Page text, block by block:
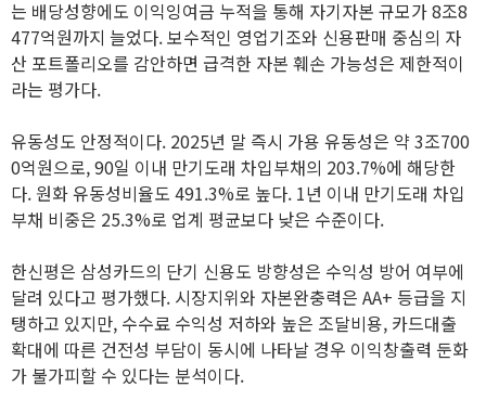
는 배당성향에도 이익잉여금 누적을 통해 자기자본 규모가 8조8
477억원까지 늘었다. 보수적인 영업기조와 신용판매 중심의 자
산 포트폴리오를 감안하면 급격한 자본 훼손 가능성은 제한적이
라는 평가다.
유동성도 안정적이다. 2025년 말 즉시 가용 유동성은 약 3조700
0억원으로, 90일 이내 만기도래 차입부채의 203.7%에 해당한
다. 원화 유동성비율도 491.3%로 높다. 1년 이내 만기도래 차입
부채 비중은 25.3%로 업계 평균보다 낮은 수준이다.
한신평은 삼성카드의 단기 신용도 방향성은 수익성 방어 여부에
달려 있다고 평가했다. 시장지위와 자본완충력은 AA+ 등급을 지
탱하고 있지만, 수수료 수익성 저하와 높은 조달비용, 카드대출
확대에 따른 건전성 부담이 동시에 나타날 경우 이익창출력 둔화
가 불가피할 수 있다는 분석이다.